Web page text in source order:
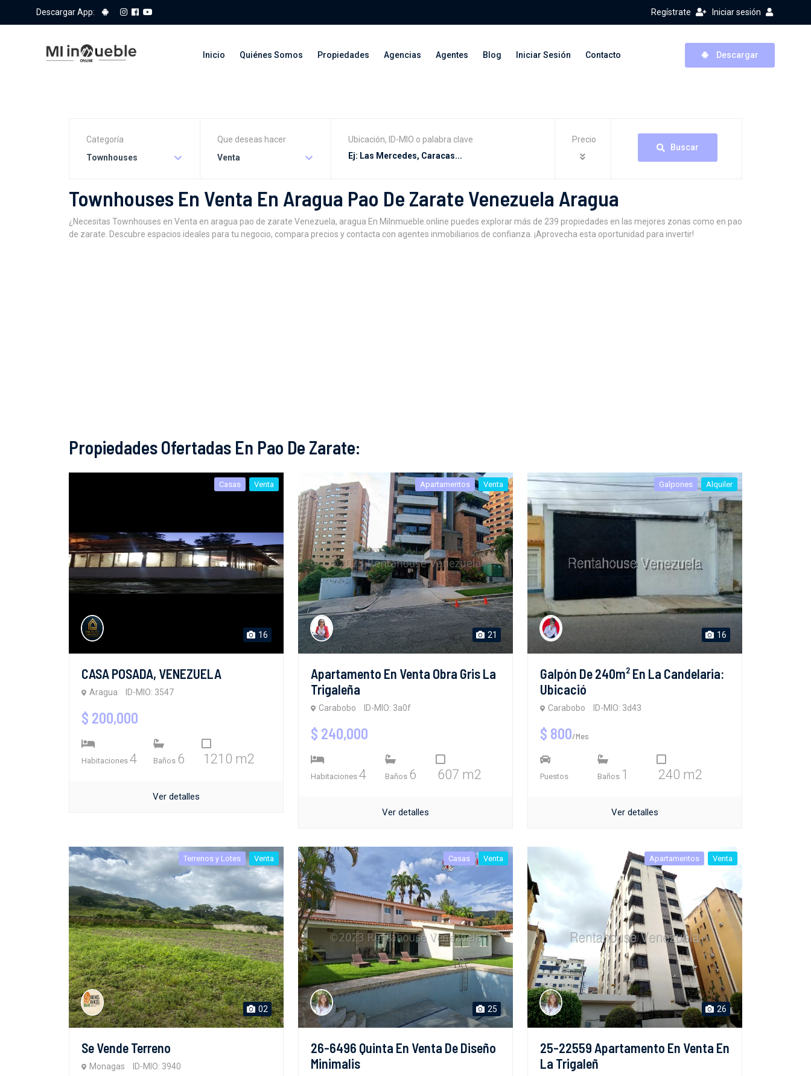
Descargar App: Regístrate Iniciar sesión
Inicio Quiénes Somos Propiedades Agencias Agentes Blog Iniciar Sesión Contacto Descargar
Categoría
Townhouses
Que deseas hacer
Venta
Ubicación, ID-MIO o palabra clave
Precio
Buscar
Townhouses En Venta En Aragua Pao De Zarate Venezuela Aragua
¿Necesitas Townhouses en Venta en aragua pao de zarate Venezuela, aragua En MiInmueble.online puedes explorar más de 239 propiedades en las mejores zonas como en pao
de zarate. Descubre espacios ideales para tu negocio, compara precios y contacta con agentes inmobiliarios de confianza. ¡Aprovecha esta oportunidad para invertir!
Propiedades Ofertadas En Pao De Zarate:
Casas Venta
16
CASA POSADA, VENEZUELA
Aragua ID-MIO: 3547
$ 200,000
Habitaciones 4 Baños 6 1210 m2
Ver detalles
Apartamentos Venta
21
Apartamento En Venta Obra Gris La
Trigaleña
Carabobo ID-MIO: 3a0f
$ 240,000
Habitaciones 4 Baños 6 607 m2
Ver detalles
Galpones Alquiler
16
Galpón De 240m² En La Candelaria:
Ubicació
Carabobo ID-MIO: 3d43
$ 800/Mes
Puestos Baños 1 240 m2
Ver detalles
Terrenos y Lotes Venta
02
Se Vende Terreno
Monagas ID-MIO: 3940
Casas Venta
25
26-6496 Quinta En Venta De Diseño
Minimalis
Apartamentos Venta
26
25-22559 Apartamento En Venta En
La Trigaleñ